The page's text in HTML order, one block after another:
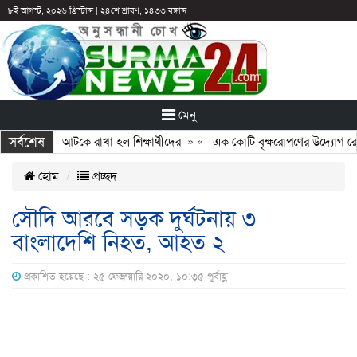
৮ই আগস্ট, ২০২৬ খ্রিস্টাব্দ| ২৪শে শ্রাবণ, ১৪৩৩ বঙ্গাব্দ
মেনু
সর্বশেষ
ছুটির পরও আটকে রাখা হল শিক্ষার্থীদের» «এক কোটি বৃক্ষরোপণের উদ্যোগ
হোম প্রচ্ছদ
সৌদি আরবে সড়ক দুর্ঘটনায় ৩
বাংলাদেশি নিহত, আহত ২
প্রকাশিত হয়েছে : ২৫ ফেব্রুয়ারি ২০২০, ১০:৩৫ পূর্বাহ্ণ